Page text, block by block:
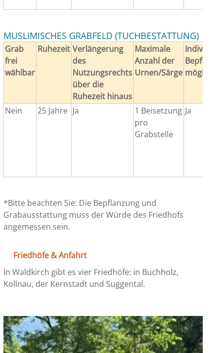
MUSLIMISCHES GRABFELD (TUCHBESTATTUNG)
Grab
frei
wählbar
Ruhezeit Verlängerung
des
Nutzungsrechts
über die
Ruhezeit hinaus
Maximale
Anzahl der
Urnen/Särge möglich*
Nein 25 Jahre Ja
1 Beisetzung
pro
Grabstelle
Ja
*Bitte beachten Sie: Die Bepflanzung und
Grabausstattung muss der Würde des Friedhofs
angemessen sein.
Friedhöfe & Anfahrt
In Waldkirch gibt es vier Friedhöfe: in Buchholz,
Kollnau, der Kernstadt und Suggental.